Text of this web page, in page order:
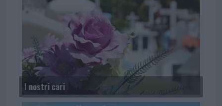
I nostri cari